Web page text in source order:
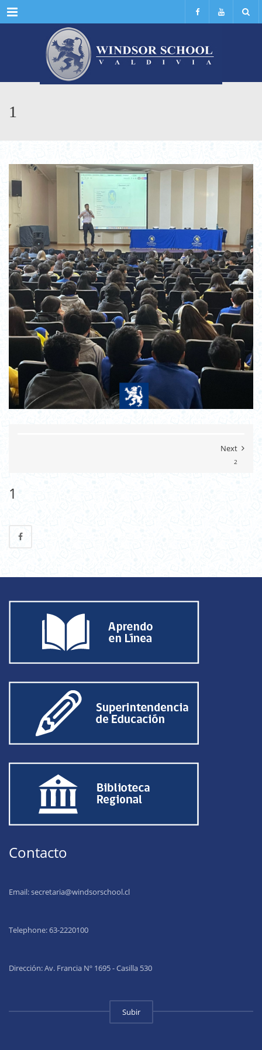
Menu
1
Next
2
1
Contacto
Email:secretaria@windsorschool.cl
Telephone: 63-2220100
Dirección: Av. Francia Nº 1695 - Casilla 530
Subir